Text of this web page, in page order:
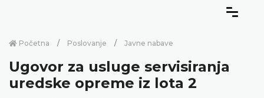
Početna Poslovanje Javne nabave
Ugovor za usluge servisiranja
uredske opreme iz lota 2